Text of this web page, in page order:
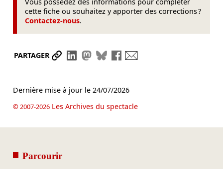
cette fiche ou souhaitez y apporter des corrections ?
Contactez-nous.
PARTAGER Partager le lien
Partager sur LinkedIn
Partager sur Mastodon
Partager sur Bluesky
Partager sur Facebook
Dernière mise à jour le 24/07/2026
© 2007-2026Les Archives du spectacle
Parcourir